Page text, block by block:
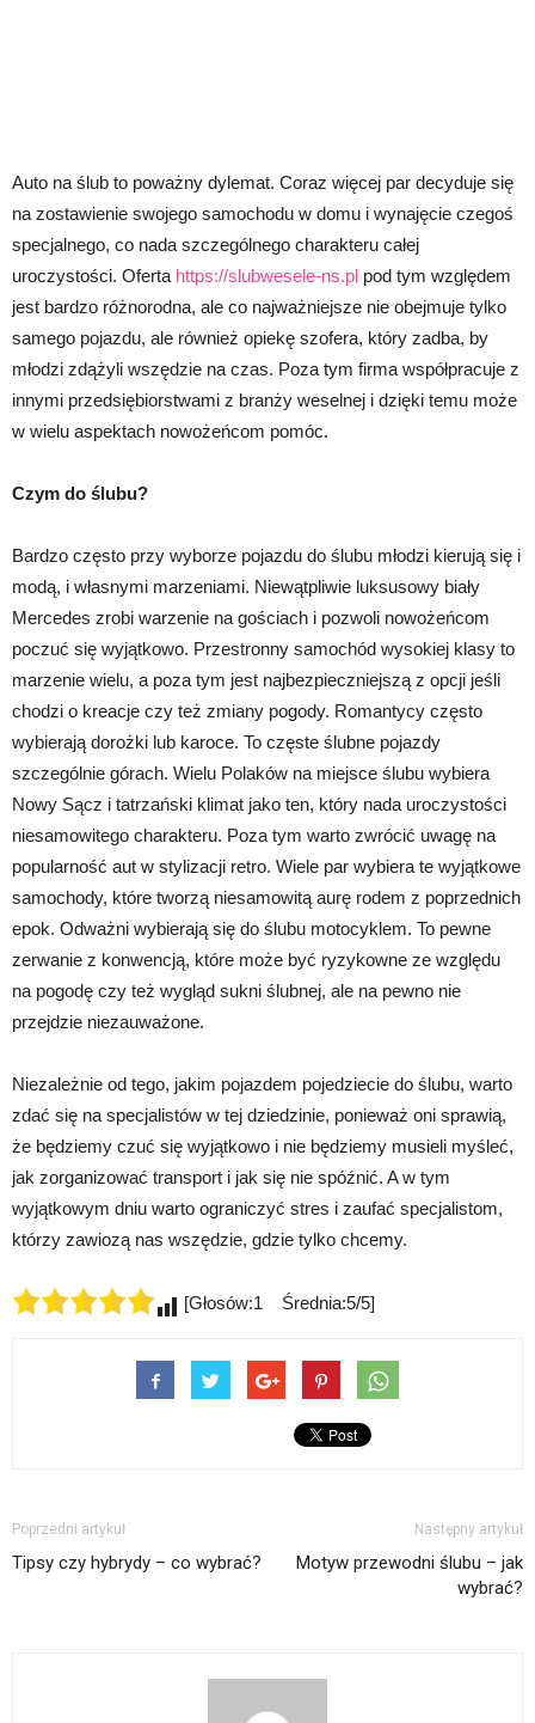
Auto na ślub to poważny dylemat. Coraz więcej par decyduje się
na zostawienie swojego samochodu w domu i wynajęcie czegoś
specjalnego, co nada szczególnego charakteru całej
uroczystości. Oferta https://slubwesele-ns.pl pod tym względem
jest bardzo różnorodna, ale co najważniejsze nie obejmuje tylko
samego pojazdu, ale również opiekę szofera, który zadba, by
młodzi zdążyli wszędzie na czas. Poza tym firma współpracuje z
innymi przedsiębiorstwami z branży weselnej i dzięki temu może
w wielu aspektach nowożeńcom pomóc.
Czym do ślubu?
Bardzo często przy wyborze pojazdu do ślubu młodzi kierują się i
modą, i własnymi marzeniami. Niewątpliwie luksusowy biały
Mercedes zrobi warzenie na gościach i pozwoli nowożeńcom
poczuć się wyjątkowo. Przestronny samochód wysokiej klasy to
marzenie wielu, a poza tym jest najbezpieczniejszą z opcji jeśli
chodzi o kreacje czy też zmiany pogody. Romantycy często
wybierają dorożki lub karoce. To częste ślubne pojazdy
szczególnie górach. Wielu Polaków na miejsce ślubu wybiera
Nowy Sącz i tatrzański klimat jako ten, który nada uroczystości
niesamowitego charakteru. Poza tym warto zwrócić uwagę na
popularność aut w stylizacji retro. Wiele par wybiera te wyjątkowe
samochody, które tworzą niesamowitą aurę rodem z poprzednich
epok. Odważni wybierają się do ślubu motocyklem. To pewne
zerwanie z konwencją, które może być ryzykowne ze względu
na pogodę czy też wygląd sukni ślubnej, ale na pewno nie
przejdzie niezauważone.
Niezależnie od tego, jakim pojazdem pojedziecie do ślubu, warto
zdać się na specjalistów w tej dziedzinie, ponieważ oni sprawią,
że będziemy czuć się wyjątkowo i nie będziemy musieli myśleć,
jak zorganizować transport i jak się nie spóźnić. A w tym
wyjątkowym dniu warto ograniczyć stres i zaufać specjalistom,
którzy zawiozą nas wszędzie, gdzie tylko chcemy.
[Głosów:1 Średnia:5/5]
Poprzedni artykuł
Tipsy czy hybrydy – co wybrać?
Następny artykuł
Motyw przewodni ślubu – jak
wybrać?